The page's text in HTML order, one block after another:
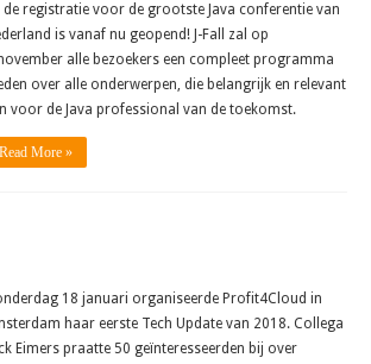
de registratie voor de grootste Java conferentie van
is vanaf nu geopend! J-Fall zal op
alle bezoekers een compleet programma
over alle onderwerpen, die belangrijk en relevant
voor de Java professional van de toekomst.
Read More »
18 januari organiseerde Profit4Cloud in
haar eerste Tech Update van 2018. Collega
Eimers praatte 50 geïnteresseerden bij over